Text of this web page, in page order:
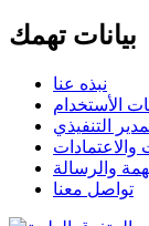
بيانات تهمك
نبذه عنا
الأستخدام
التنفيذي
والاعتمادات
والرسالة
تواصل معنا